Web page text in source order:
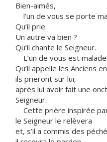
Bien-aimés,
l’un de vous se porte
Qu’il prie.
Un autre va bien ?
Qu’il chante le Seigneur.
L’un de vous est malade
Qu’il appelle les Anciens
ils prieront sur lui,
après lui avoir fait une
Seigneur.
Cette prière inspirée
le Seigneur le relèvera
et, s’il a commis des